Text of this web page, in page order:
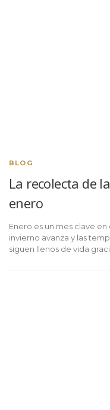
BLOG
La recolecta de
enero
Enero es un mes clave
invierno avanza y las
siguen llenos de vida